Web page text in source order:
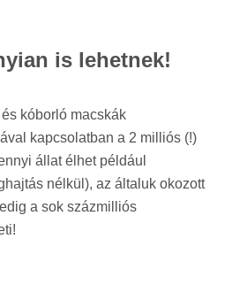
is lehetnek!
kóborló macskák
kapcsolatban a 2 milliós (!)
állat élhet például
nélkül), az általuk okozott
a sok százmilliós